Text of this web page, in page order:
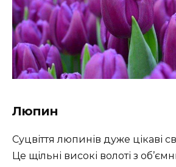
Люпин
Суцвіття люпинів дуже цікаві
Це щільні високі волоті з